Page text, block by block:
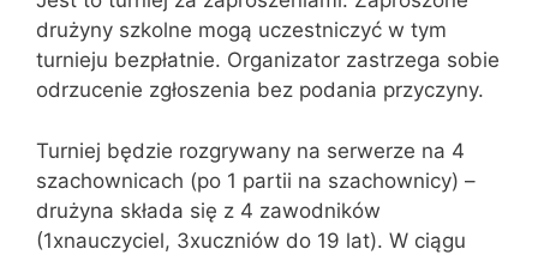
drużyny szkolne mogą uczestniczyć w tym
turnieju bezpłatnie. Organizator zastrzega sobie
odrzucenie zgłoszenia bez podania przyczyny.
Turniej będzie rozgrywany na serwerze na 4
szachownicach (po 1 partii na szachownicy) –
drużyna składa się z 4 zawodników
(1xnauczyciel, 3xuczniów do 19 lat). W ciągu